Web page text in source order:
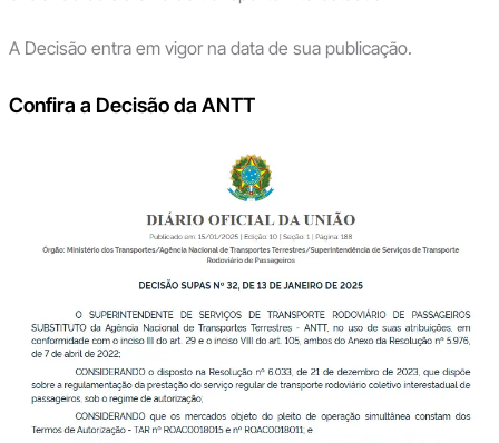
A Decisão entra em vigor na data de sua publicação.
Confira a Decisão da ANTT